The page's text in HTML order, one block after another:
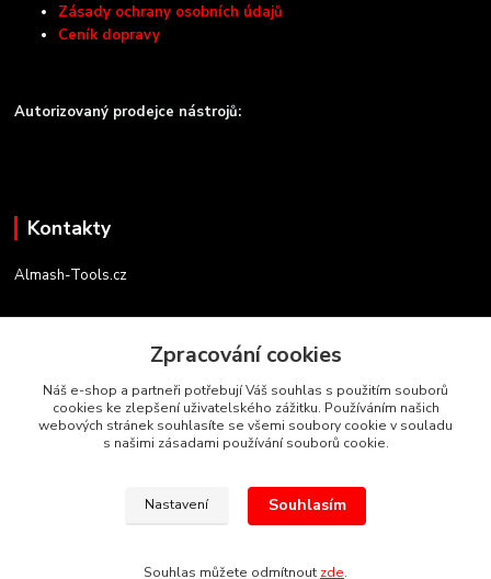
Zásady ochrany osobních údajů
Ceník dopravy
Autorizovaný prodejce nástrojů:
Kontakty
Almash-Tools.cz
Aleš Kolář
+420 603 145 054
info@almash-tools.cz
Autorská práva Almash-Tools.cz
Zpracování cookies
Náš e-shop a partneři potřebují Váš souhlas s použitím souborů
cookies ke zlepšení uživatelského zážitku. Používáním našich
webových stránek souhlasíte se všemi soubory cookie v souladu
s našimi zásadami používání souborů cookie.
Nastavení Souhlasím
Souhlas můžete odmítnout zde.